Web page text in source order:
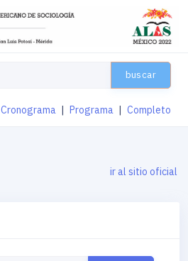
buscar
Cronograma Programa Completo
ir al sitio oficial